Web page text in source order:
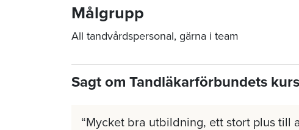
Målgrupp
All tandvårdspersonal, gärna i team
Sagt om Tandläkarförbundets
Mycket bra utbildning, ett stort plus till